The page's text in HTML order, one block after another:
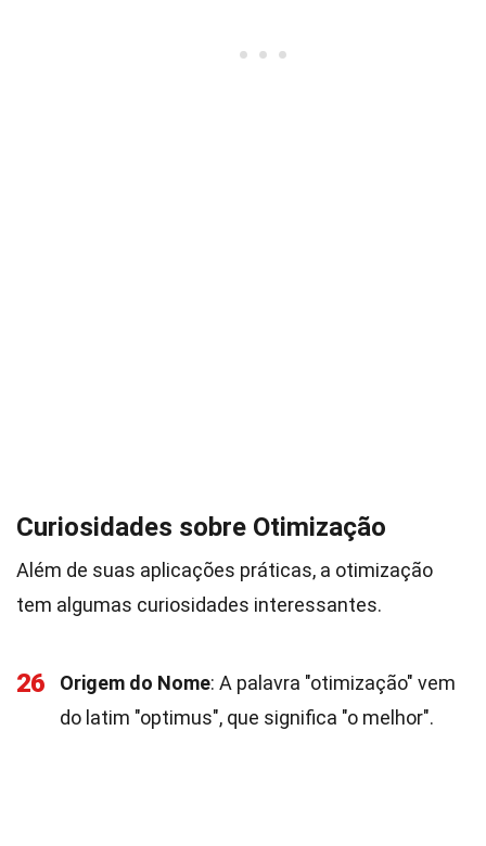
Curiosidades sobre Otimização
Além de suas aplicações práticas, a otimização
tem algumas curiosidades interessantes.
26 Origem do Nome: A palavra "otimização" vem
do latim "optimus", que significa "o melhor".